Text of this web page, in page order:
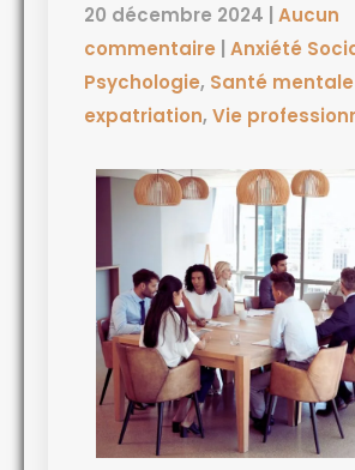
20 décembre 2024
Aucun
commentaire
Anxiété
Psychologie, Santé
expatriation, Vie